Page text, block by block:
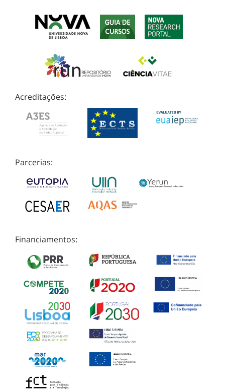
Acreditações:
Parcerias:
Financiamentos: